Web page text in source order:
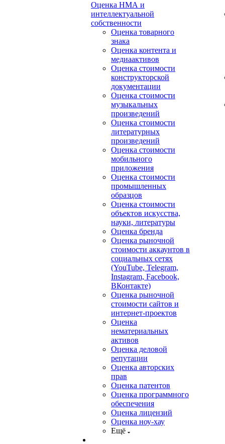
Оценка НМА и
интеллектуальной
собственности
Оценка товарного
знака
Оценка контента и
медиаактивов
Оценка стоимости
конструкторской
документации
Оценка стоимости
музыкальных
произведений
Оценка стоимости
литературных
произведений
Оценка стоимости
мобильного
приложения
Оценка стоимости
промышленных
образцов
Оценка стоимости
объектов искусства,
науки, литературы
Оценка бренда
Оценка рыночной
стоимости аккаунтов в
социальных сетях
(YouTube, Telegram,
Instagram, Facebook,
ВКонтакте)
Оценка рыночной
стоимости сайтов и
интернет-проектов
Оценка
нематериальных
активов
Оценка деловой
репутации
Оценка авторских
прав
Оценка патентов
Оценка программного
обеспечения
Оценка лицензий
Оценка ноу-хау
Ещё